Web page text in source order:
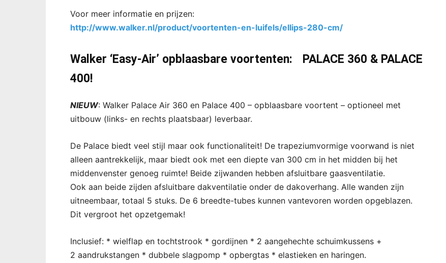
Voor meer informatie en prijzen:
http://www.walker.nl/product/voortenten-en-luifels/ellips-280-cm/
Walker ‘Easy-Air’ opblaasbare voortenten: PALACE 360 & PALACE
400!
NIEUW: Walker Palace Air 360 en Palace 400 – opblaasbare voortent – optioneel met
uitbouw (links- en rechts plaatsbaar) leverbaar.
De Palace biedt veel stijl maar ook functionaliteit! De trapeziumvormige voorwand is niet
alleen aantrekkelijk, maar biedt ook met een diepte van 300 cm in het midden bij het
middenvenster genoeg ruimte! Beide zijwanden hebben afsluitbare gaasventilatie.
Ook aan beide zijden afsluitbare dakventilatie onder de dakoverhang. Alle wanden zijn
uitneembaar, totaal 5 stuks. De 6 breedte-tubes kunnen vantevoren worden opgeblazen.
Dit vergroot het opzetgemak!
Inclusief: * wielflap en tochtstrook * gordijnen * 2 aangehechte schuimkussens +
2 aandrukstangen * dubbele slagpomp * opbergtas * elastieken en haringen.